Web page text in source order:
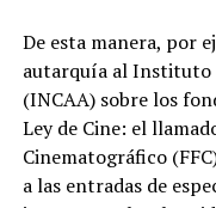
De esta manera, por
autarquía al Instituto
(INCAA) sobre los
Ley de Cine: el
Cinematográfico
a las entradas de